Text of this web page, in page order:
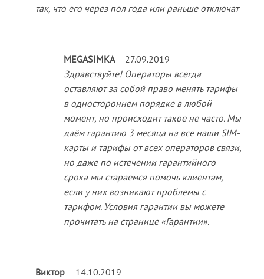
так, что его через пол года или раньше отключат
MEGASIMKA – 27.09.2019
Здравствуйте! Операторы всегда
оставляют за собой право менять тарифы
в одностороннем порядке в любой
момент, но происходит такое не часто. Мы
даём гарантию 3 месяца на все наши SIM-
карты и тарифы от всех операторов связи,
но даже по истечении гарантийного
срока мы стараемся помочь клиентам,
если у них возникают проблемы с
тарифом. Условия гарантии вы можете
прочитать на странице «Гарантии».
Виктор – 14.10.2019